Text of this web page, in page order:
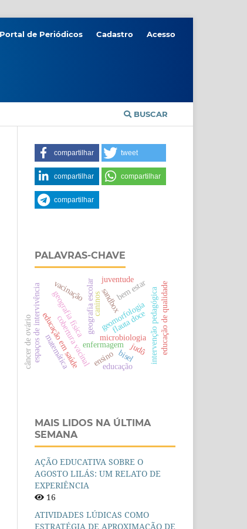
BUSCAR
Portal de Periódicos Cadastro Acesso
compartilhar tweet
compartilhar compartilhar
compartilhar
PALAVRAS-CHAVE
geografia física geomorfologia
geografia escolar sandbox
cobertura vacinal
educação em saúde enfermagem
vacinação
microbiologia intervenção pedagógica
ensino bisel
flauta doce educação de qualidade
matemática
espaços de intervivência bem estar
câncer de ovário educação
judô
caninos
juventude
MAIS LIDOS NA ÚLTIMA
SEMANA
AÇÃO EDUCATIVA SOBRE O
AGOSTO LILÁS: UM RELATO DE
EXPERIÊNCIA
16
ATIVIDADES LÚDICAS COMO
ESTRATÉGIA DE APROXIMAÇÃO DE